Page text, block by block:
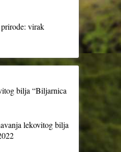
virak
bilja “Biljarnica
lekovitog bilja